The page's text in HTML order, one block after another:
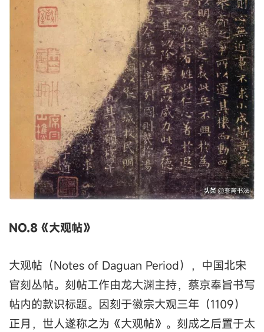
NO.8《大观帖》
大观帖（Notes of Daguan Period），中国北宋
官刻丛帖。刻帖工作由龙大渊主持，蔡京奉旨书写
帖内的款识标题。因刻于徽宗大观三年（1109）
正月，世人遂称之为《大观帖》。刻成之后置于太